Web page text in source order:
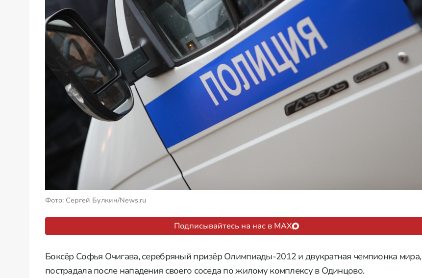
Фото: Сергей Булкин/News.ru
Подписывайтесь на нас в MAX
Боксёр Софья Очигава, серебряный призёр Олимпиады-2012 и двукратная чемпионка мира,
пострадала после нападения своего соседа по жилому комплексу в Одинцово.